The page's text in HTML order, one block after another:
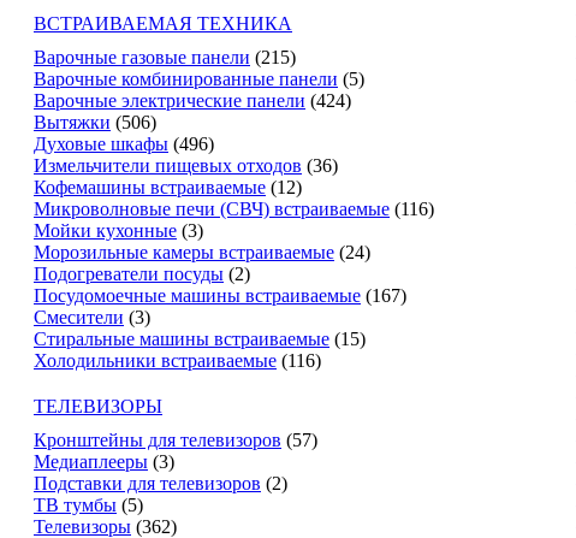
ВСТРАИВАЕМАЯ ТЕХНИКА
Варочные газовые панели (215)
Варочные комбинированные панели (5)
Варочные электрические панели (424)
Вытяжки (506)
Духовые шкафы (496)
Измельчители пищевых отходов (36)
Кофемашины встраиваемые (12)
Микроволновые печи (СВЧ) встраиваемые (116)
Мойки кухонные (3)
Морозильные камеры встраиваемые (24)
Подогреватели посуды (2)
Посудомоечные машины встраиваемые (167)
Смесители (3)
Стиральные машины встраиваемые (15)
Холодильники встраиваемые (116)
ТЕЛЕВИЗОРЫ
Кронштейны для телевизоров (57)
Медиаплееры (3)
Подставки для телевизоров (2)
ТВ тумбы (5)
Телевизоры (362)